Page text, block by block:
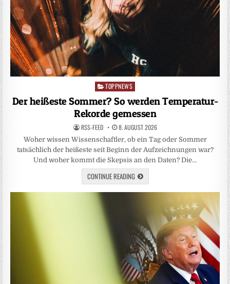
Posted
TOPPNEWS
Der heißeste Sommer? So werden Temperatur-
Rekorde gemessen
RSS-FEED 8. AUGUST 2026
Woher wissen Wissenschaftler, ob ein Tag oder Sommer
tatsächlich der heißeste seit Beginn der Aufzeichnungen war?
Und woher kommt die Skepsis an den Daten? Die…
CONTINUE READING